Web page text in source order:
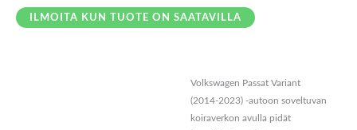
ILMOITA KUN TUOTE ON SAATAVILLA
Volkswagen Passat Variant
(2014-2023) -autoon soveltuvan
koiraverkon avulla pidät